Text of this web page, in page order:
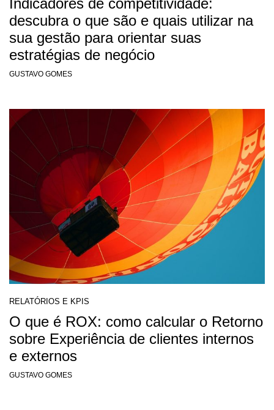
descubra o que são e quais utilizar na
sua gestão para orientar suas
estratégias de negócio
GUSTAVO GOMES
RELATÓRIOS E KPIS
O que é ROX: como calcular o Retorno
sobre Experiência de clientes internos
e externos
GUSTAVO GOMES